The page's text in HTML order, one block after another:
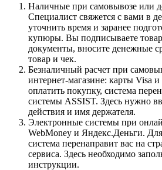
Наличные при самовывозе или
Специалист свяжется с вами в
уточнить время и заранее
купюры. Вы подписываете
документы, вносите денежные
товар и чек.
Безналичный расчет при
интернет-магазине: карты Visa
оплатить покупку, система
системы ASSIST. Здесь нужно
действия и имя держателя.
Электронные системы при
WebMoney и Яндекс.Деньги.
система перенаправит вас на
сервиса. Здесь необходимо
инструкции.